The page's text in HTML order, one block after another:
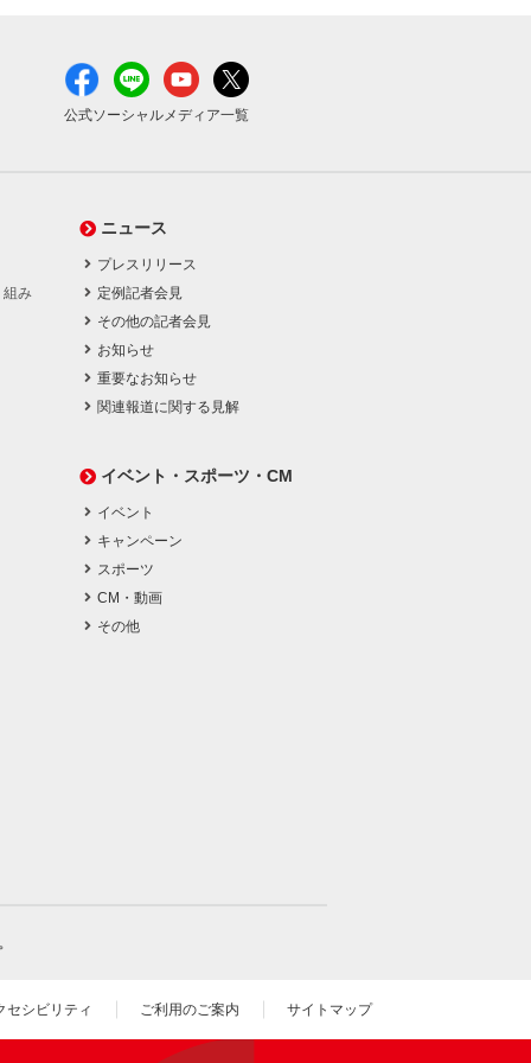
公式ソーシャルメディア一覧
組み
ニュース
プレスリリース
定例記者会見
その他の記者会見
お知らせ
重要なお知らせ
関連報道に関する見解
イベント・スポーツ・CM
イベント
キャンペーン
スポーツ
CM・動画
その他
セシビリティ ご利用のご案内 サイトマップ